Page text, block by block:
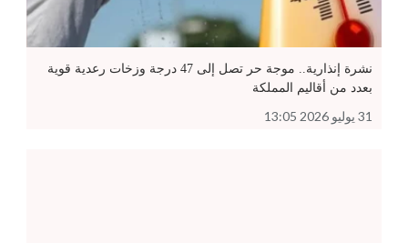
نشرة إنذارية.. موجة حر تصل إلى 47 درجة وزخات رعدية قوية
بعدد من أقاليم المملكة
31 يوليو 2026 13:05